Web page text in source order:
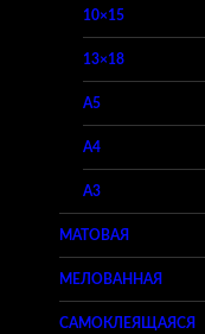
10×15
13×18
A5
A4
A3
МАТОВАЯ
МЕЛОВАННАЯ
САМОКЛЕЯЩАЯСЯ